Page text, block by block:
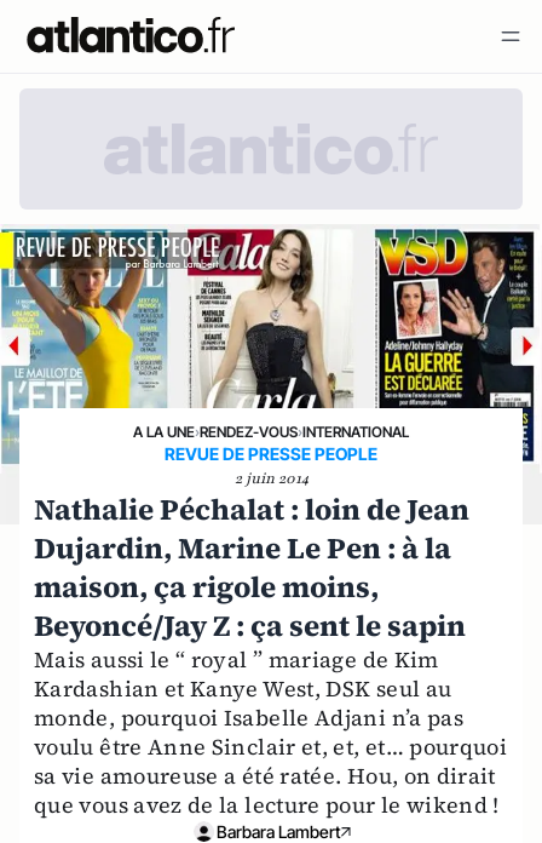
A LA UNE›RENDEZ-VOUS›INTERNATIONAL
REVUE DE PRESSE PEOPLE
2 juin 2014
Nathalie Péchalat : loin de Jean
Dujardin, Marine Le Pen : à la
maison, ça rigole moins,
Beyoncé/Jay Z : ça sent le sapin
Mais aussi le “ royal ” mariage de Kim
Kardashian et Kanye West, DSK seul au
monde, pourquoi Isabelle Adjani n’a pas
voulu être Anne Sinclair et, et, et… pourquoi
sa vie amoureuse a été ratée. Hou, on dirait
que vous avez de la lecture pour le wikend !
Barbara Lambert